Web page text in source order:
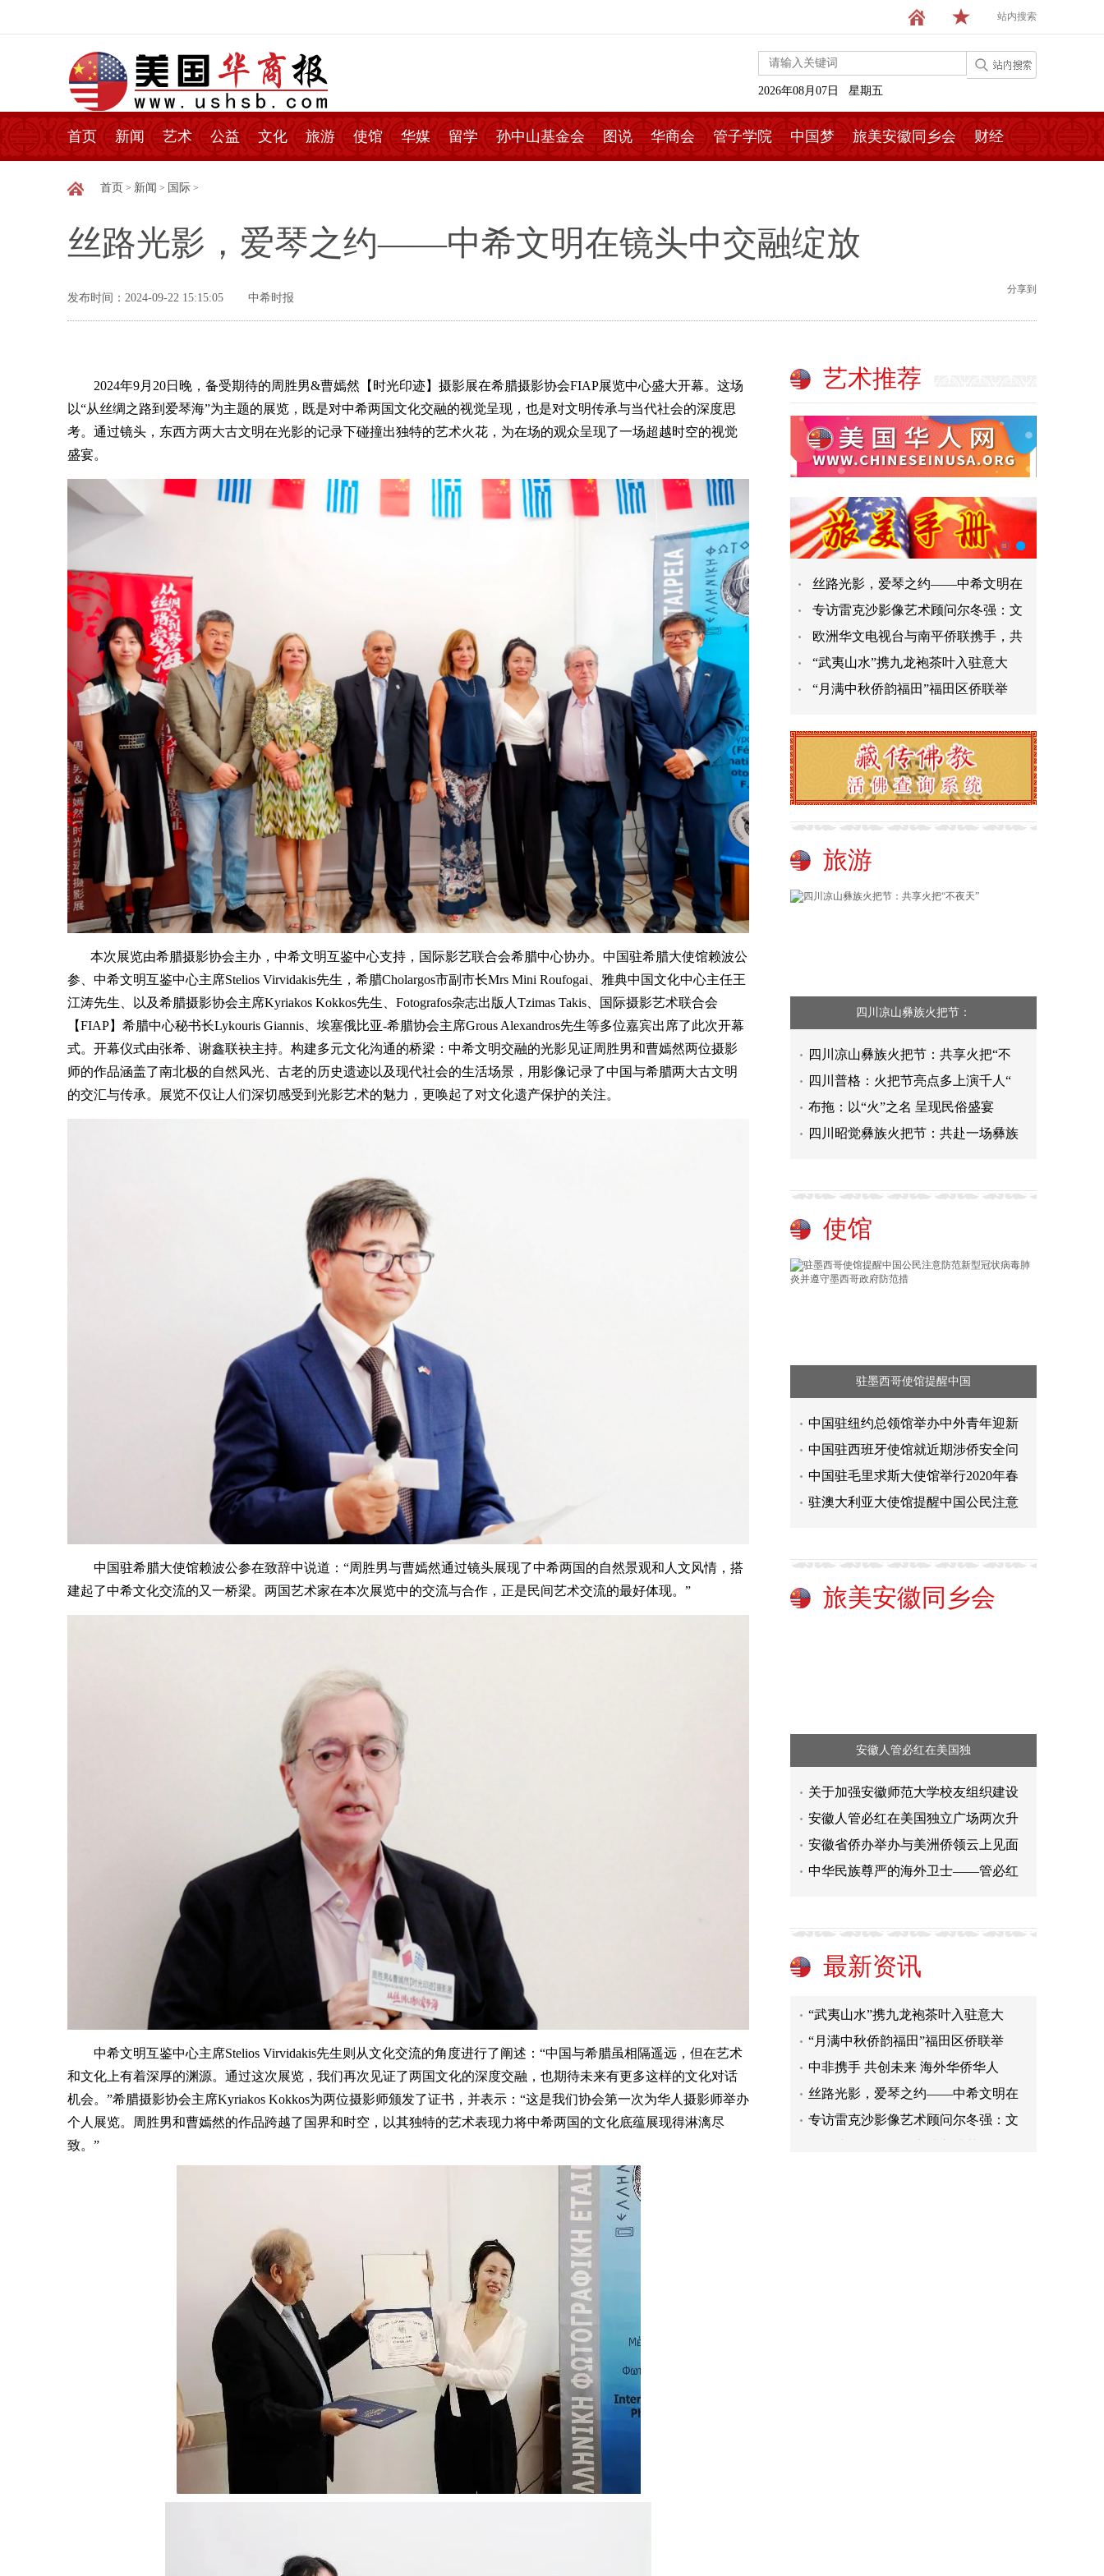
站内搜索
2026年08月07日 星期五
首页 新闻 艺术 公益 文化 旅游 使馆 华媒 留学 孙中山基金会 图说 华商会 管子学院 中国梦 旅美安徽同乡会 财经
首页 > 新闻 > 国际 >
丝路光影，爱琴之约——中希文明在镜头中交融绽放
发布时间：2024-09-22 15:15:05 中希时报
分享到
2024年9月20日晚，备受期待的周胜男&曹嫣然【时光印迹】摄影展在希腊摄影协会FIAP展览中心盛大开幕。这场
以“从丝绸之路到爱琴海”为主题的展览，既是对中希两国文化交融的视觉呈现，也是对文明传承与当代社会的深度思
考。通过镜头，东西方两大古文明在光影的记录下碰撞出独特的艺术火花，为在场的观众呈现了一场超越时空的视觉
盛宴。
本次展览由希腊摄影协会主办，中希文明互鉴中心支持，国际影艺联合会希腊中心协办。中国驻希腊大使馆赖波公
参、中希文明互鉴中心主席Stelios Virvidakis先生，希腊Cholargos市副市长Mrs Mini Roufogai、雅典中国文化中心主任王
江涛先生、以及希腊摄影协会主席Kyriakos Kokkos先生、Fotografos杂志出版人Tzimas Takis、国际摄影艺术联合会
【FIAP】希腊中心秘书长Lykouris Giannis、埃塞俄比亚-希腊协会主席Grous Alexandros先生等多位嘉宾出席了此次开幕
式。开幕仪式由张希、谢鑫联袂主持。构建多元文化沟通的桥梁：中希文明交融的光影见证周胜男和曹嫣然两位摄影
师的作品涵盖了南北极的自然风光、古老的历史遗迹以及现代社会的生活场景，用影像记录了中国与希腊两大古文明
的交汇与传承。展览不仅让人们深切感受到光影艺术的魅力，更唤起了对文化遗产保护的关注。
中国驻希腊大使馆赖波公参在致辞中说道：“周胜男与曹嫣然通过镜头展现了中希两国的自然景观和人文风情，搭
建起了中希文化交流的又一桥梁。两国艺术家在本次展览中的交流与合作，正是民间艺术交流的最好体现。”
中希文明互鉴中心主席Stelios Virvidakis先生则从文化交流的角度进行了阐述：“中国与希腊虽相隔遥远，但在艺术
和文化上有着深厚的渊源。通过这次展览，我们再次见证了两国文化的深度交融，也期待未来有更多这样的文化对话
机会。”希腊摄影协会主席Kyriakos Kokkos为两位摄影师颁发了证书，并表示：“这是我们协会第一次为华人摄影师举办
个人展览。周胜男和曹嫣然的作品跨越了国界和时空，以其独特的艺术表现力将中希两国的文化底蕴展现得淋漓尽
致。”
艺术推荐
丝路光影，爱琴之约——中希文明在
专访雷克沙影像艺术顾问尔冬强：文
欧洲华文电视台与南平侨联携手，共
“武夷山水”携九龙袍茶叶入驻意大
“月满中秋侨韵福田”福田区侨联举
旅游
四川凉山彝族火把节：
四川凉山彝族火把节：共享火把“不
四川普格：火把节亮点多上演千人“
布拖：以“火”之名 呈现民俗盛宴
四川昭觉彝族火把节：共赴一场彝族
使馆
驻墨西哥使馆提醒中国
中国驻纽约总领馆举办中外青年迎新
中国驻西班牙使馆就近期涉侨安全问
中国驻毛里求斯大使馆举行2020年春
驻澳大利亚大使馆提醒中国公民注意
旅美安徽同乡会
安徽人管必红在美国独
关于加强安徽师范大学校友组织建设
安徽人管必红在美国独立广场两次升
安徽省侨办举办与美洲侨领云上见面
中华民族尊严的海外卫士——管必红
最新资讯
丝路光影，爱琴之约——中希文明在
专访雷克沙影像艺术顾问尔冬强：文
丑闻缠身的罗冠聪申请入读英国名校
“洋主播”话天津|144小时免签！特
“洋主播”话天津| 中秋假期，在
欧洲华文电视台与南平侨联携手，共
“月满中秋侨韵福田”福田区侨联举
中非携手 共创未来 海外华侨华人
丝路光影，爱琴之约——中希文明在
专访雷克沙影像艺术顾问尔冬强：文
丑闻缠身的罗冠聪申请入读英国名校
“洋主播”话天津|144小时免签！特